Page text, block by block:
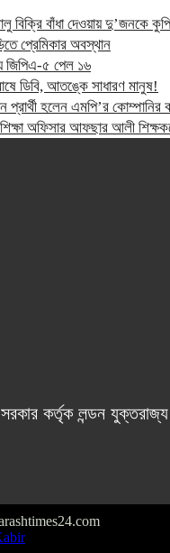
বিক্রি বাঁধা দেওয়ায় দু’জনকে
প্রেমিকার অবস্থান
জিপিএ-৫ পেল ১৬
ডিবি, আতঙ্কে সাধারণ মানুষ!
প্রার্থী হলেন এমপি’র
অফিসার আফছার আলী
কর্তৃক লন্ডন